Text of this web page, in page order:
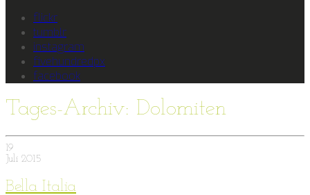
flickr
tumblr
instagram
fivehundredpx
facebook
Tages-Archiv: Dolomiten
19
Juli 2015
Bella Italia